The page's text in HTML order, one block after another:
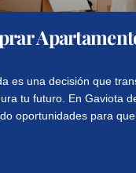
es una decisión que
tu futuro. En Gaviota
oportunidades para